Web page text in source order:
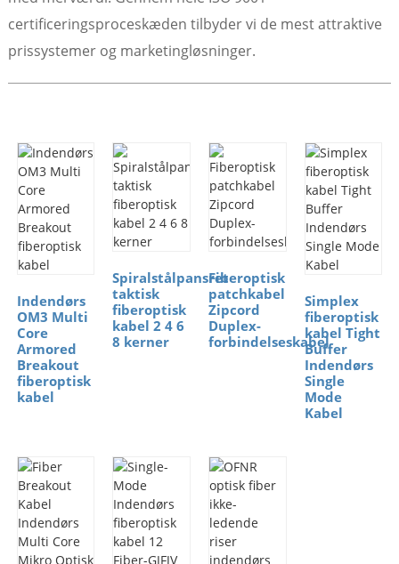
certificeringsproceskæden tilbyder vi de mest attraktive
prissystemer og marketingløsninger.
Indendørs
OM3 Multi
Core
Armored
Breakout
fiberoptisk
kabel
Spiralstålpansret
taktisk
fiberoptisk
kabel 2 4 6
8 kerner
Fiberoptisk
patchkabel
Zipcord
Duplex-
forbindelseskabel
Simplex
fiberoptisk
kabel Tight
Buffer
Indendørs
Single
Mode
Kabel